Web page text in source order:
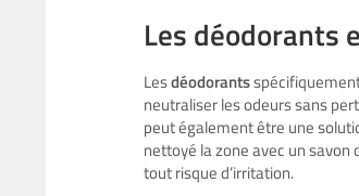
Les
Lesdéodorants
neutraliser les odeurs sans
peut également être une
nettoyé la zone avec un
tout risque d’irritation.